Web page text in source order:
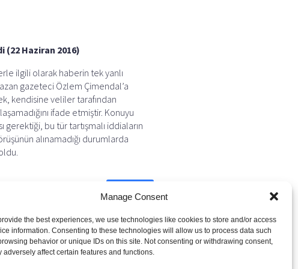
Manage Consent
the best experiences, we use technologies like cookies to store and/or access
information. Consenting to these technologies will allow us to process data such
behavior or unique IDs on this site. Not consenting or withdrawing consent,
adversely affect certain features and functions.
(22 Haziran 2016)
ilgili olarak haberin tek yanlı
gazeteci Özlem Çimendal’a
kendisine veliler tarafından
ifade etmiştir. Konuyu
gerektiği, bu tür tartışmalı iddiaların
alınamadığı durumlarda